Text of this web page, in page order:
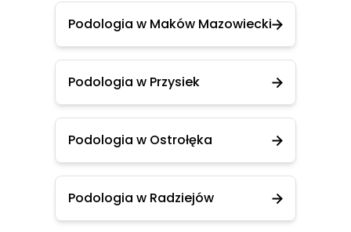
Podologia w Maków Mazowiecki
Podologia w Przysiek
Podologia w Ostrołęka
Podologia w Radziejów